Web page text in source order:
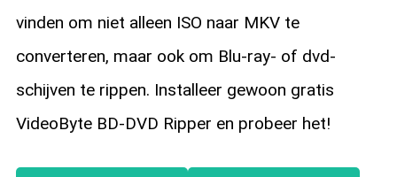
vinden om niet alleen ISO naar MKV te
converteren, maar ook om Blu-ray- of dvd-
schijven te rippen. Installeer gewoon gratis
VideoByte BD-DVD Ripper en probeer het!